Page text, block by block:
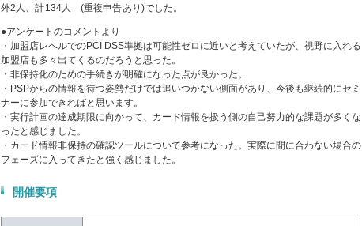
外2人、計134人 (重複申告あり)でした。
●アンケートのコメントより
・加盟店レベルでのPCI DSS準拠は可能性ゼロに近いと考えていたが、視野に入れる
加盟店も多々出てくるのだろうと思った。
・非保持化のための手続きが明確になった点が良かった。
・PSPからの情報を待つ姿勢だけでは追いつかない側面があり、今後も継続的にセミ
ナーに参加できればと思います。
・実行計画の達成期限に向かって、カード情報を扱う側の自己努力的な課題が多くな
ったと感じました。
・カード情報非保持の確認ツールについて参考になった。実際に間に合わない場合の
フェーズに入ってきたと強く感じました。
開催要項